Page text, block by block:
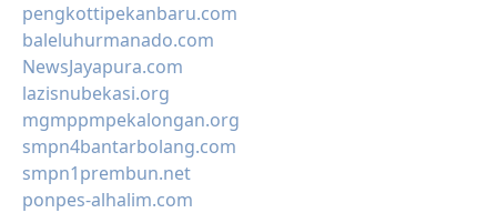
pengkottipekanbaru.com
baleluhurmanado.com
NewsJayapura.com
lazisnubekasi.org
mgmppmpekalongan.org
smpn4bantarbolang.com
smpn1prembun.net
ponpes-alhalim.com